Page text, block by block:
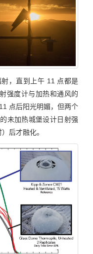
，直到上午 11 点都是
强度计与加热和通风的
点后阳光明媚，但两个
未加热城堡设计日射强
后才融化。